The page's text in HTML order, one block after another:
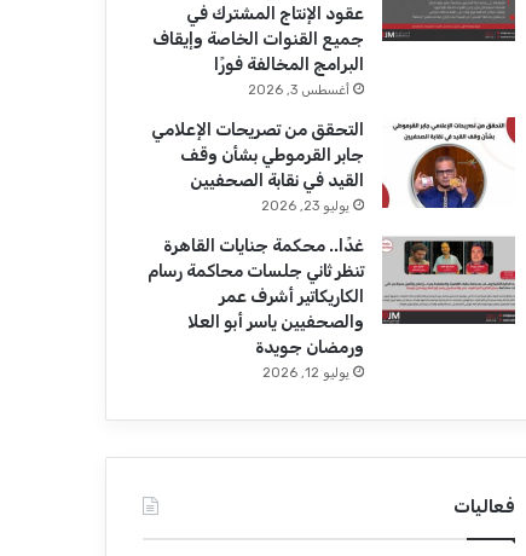
عقود الإنتاج المشترك في
جميع القنوات الخاصة وإيقاف
البرامج المخالفة فورًا
أغسطس 3, 2026
التحقق من تصريحات الإعلامي
جابر القرموطي بشأن وقف
القيد في نقابة الصحفيين
يوليو 23, 2026
غدًا.. محكمة جنايات القاهرة
تنظر ثاني جلسات محاكمة رسام
الكاريكاتير أشرف عمر
والصحفيين ياسر أبو العلا
ورمضان جويدة
يوليو 12, 2026
فعاليات